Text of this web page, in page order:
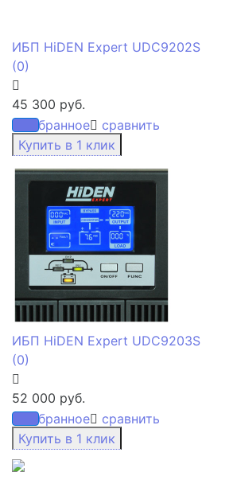
избранное сравнить
ИБП HiDEN Expert UDC9202S
(0)
45 300 руб.
избранное сравнить
ИБП HiDEN Expert UDC9203S
(0)
52 000 руб.